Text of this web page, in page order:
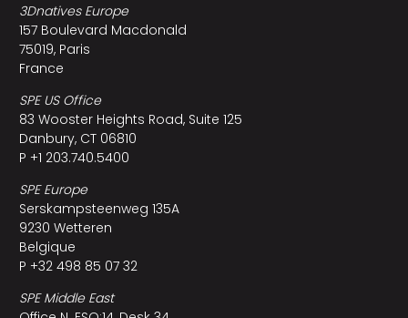
3Dnatives Europe
157 Boulevard Macdonald
75019, Paris
France
SPE US Office
83 Wooster Heights Road, Suite 125
Danbury, CT 06810
P +1 203.740.5400
SPE Europe
Serskampsteenweg 135A
9230 Wetteren
Belgique
P +32 498 85 07 32
SPE Middle East